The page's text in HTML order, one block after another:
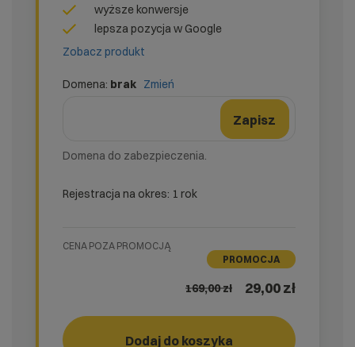
wyższe konwersje
lepsza pozycja w Google
Zobacz produkt
Domena: brak Zmień
Zmień formularz domeny
Zapisz
Domena do zabezpieczenia.
Rejestracja na okres: 1 rok
CENA POZA PROMOCJĄ
PROMOCJA
169,00zł 29,00 zł
Dodaj do koszyka